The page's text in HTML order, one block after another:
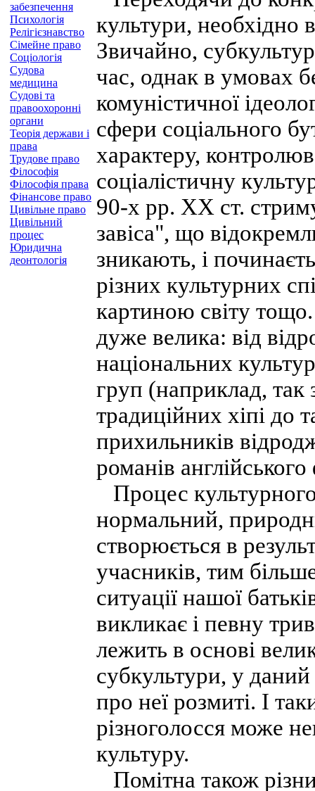
забезпечення
Психологія
Релігієзнавство
Сімейне право
Соціологія
Судова
медицина
Судові та
правоохоронні
органи
Теорія держави і
права
Трудове право
Філософія
Філософія права
Фінансове право
Цивільне право
Цивільний
процес
Юридична
деонтологія
культури, необхідно
Звичайно,
час, однак в умовах
комуністичної
сфери соціального
характеру,
соціалістичну
90-х рр. XX ст.
завіса", що
зникають, і
різних культурних
картиною світу тощо.
дуже велика: від
національних
груп (наприклад, так
традиційних хіпі до
прихильників
романів
Процес
нормальний,
створюється в
учасників, тим
ситуації нашої
викликає і певну
лежить в основі
субкультури, у
про неї розмиті. І
різноголосся може
культуру.
Помітна також